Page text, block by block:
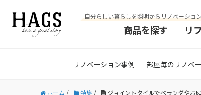
自分らしい暮らしを照明からリノベーショ
商品を探す リ
リノベーション事例 部屋毎のリノベ
ホーム / 特集 / ジョイントタイルでベランダやお